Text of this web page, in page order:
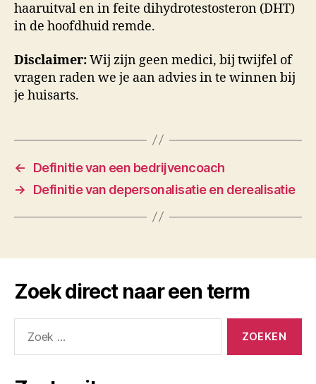
haaruitval en in feite dihydrotestosteron (DHT)
in de hoofdhuid remde.
Disclaimer:Wij zijn geen medici, bij twijfel of
vragen raden we je aan advies in te winnen bij
je huisarts.
←
Definitie van een bedrijvencoach
→
Definitie van depersonalisatie en derealisatie
Zoek direct naar een term
naar: